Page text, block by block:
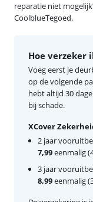
reparatie niet
CoolblueTegoed.
Hoe verzeker
Voeg eerst je
op de volgende
hebt altijd 30
bij schade.
XCover
2 jaar
7,99eenmalig
3 jaar
8,99eenmalig